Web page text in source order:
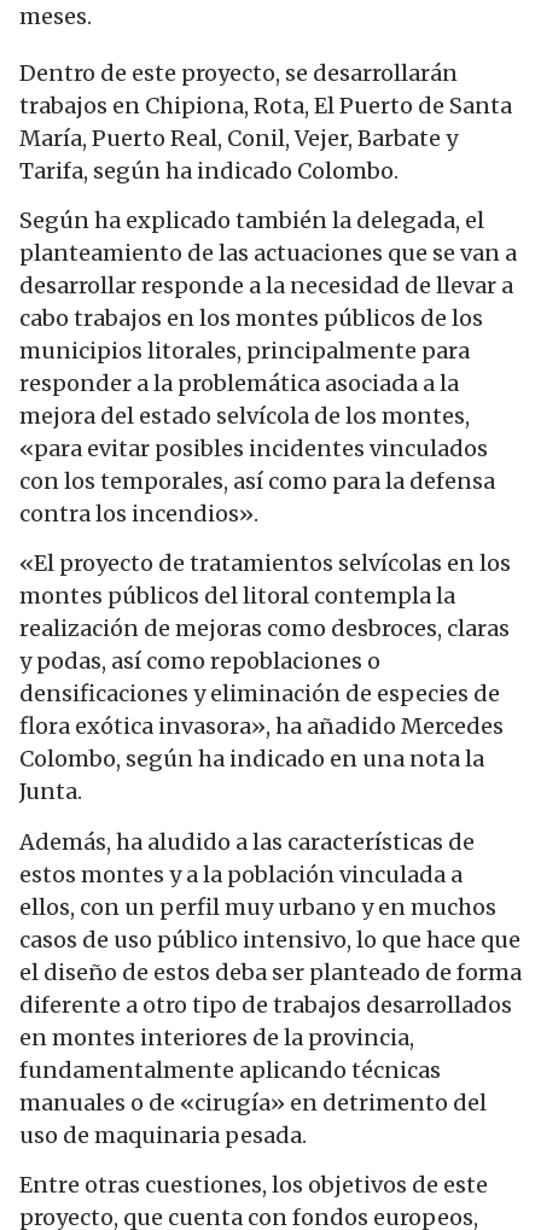
meses.
Dentro de este proyecto, se desarrollarán
trabajos en Chipiona, Rota, El Puerto de Santa
María, Puerto Real, Conil, Vejer, Barbate y
Tarifa, según ha indicado Colombo.
Según ha explicado también la delegada, el
planteamiento de las actuaciones que se van a
desarrollar responde a la necesidad de llevar a
cabo trabajos en los montes públicos de los
municipios litorales, principalmente para
responder a la problemática asociada a la
mejora del estado selvícola de los montes,
«para evitar posibles incidentes vinculados
con los temporales, así como para la defensa
contra los incendios».
«El proyecto de tratamientos selvícolas en los
montes públicos del litoral contempla la
realización de mejoras como desbroces, claras
y podas, así como repoblaciones o
densificaciones y eliminación de especies de
flora exótica invasora», ha añadido Mercedes
Colombo, según ha indicado en una nota la
Junta.
Además, ha aludido a las características de
estos montes y a la población vinculada a
ellos, con un perfil muy urbano y en muchos
casos de uso público intensivo, lo que hace que
el diseño de estos deba ser planteado de forma
diferente a otro tipo de trabajos desarrollados
en montes interiores de la provincia,
fundamentalmente aplicando técnicas
manuales o de «cirugía» en detrimento del
uso de maquinaria pesada.
Entre otras cuestiones, los objetivos de este
proyecto, que cuenta con fondos europeos,